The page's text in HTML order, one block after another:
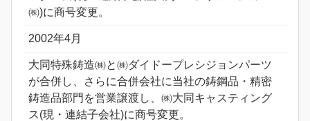
㈱)に商号変更。
2002年4月
大同特殊鋳造㈱と㈱ダイドープレシジョンパーツ
が合併し、さらに合併会社に当社の鋳鋼品・精密
鋳造品部門を営業譲渡し、㈱大同キャスティング
ス(現・連結子会社)に商号変更。